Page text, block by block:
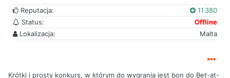
Reputacja:
11 380
Status:
Offline
Lokalizacja:
Malta
Krótki i prosty konkurs, w którym do wygrania jest bon do Bet-at-